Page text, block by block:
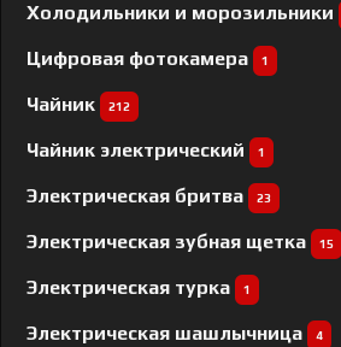
Холодильники и морозильники
Цифровая фотокамера 1
Чайник 212
Чайник электрический 1
Электрическая бритва 23
Электрическая зубная щетка 15
Электрическая турка 1
Электрическая шашлычница 4